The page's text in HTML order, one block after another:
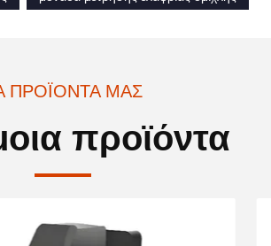
ΠΡΟΪΌΝΤΑ ΜΑΣ
προϊόντα